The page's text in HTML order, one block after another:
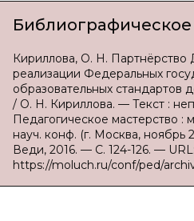
Кириллова, О. Н. Партнёрство
реализации Федеральных
образовательных стандартов
/ О. Н. Кириллова. — Текст :
Педагогическое мастерство
науч. конф. (г. Москва, ноябрь
Веди, 2016. — С. 124-126. — URL:
https://moluch.ru/conf/ped/